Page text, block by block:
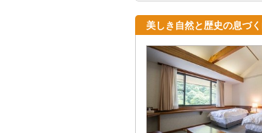
美しき自然と歴史の息づ